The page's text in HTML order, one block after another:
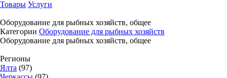
Товары Услуги
Оборудование для рыбных хозяйств, общее
Категории Оборудование для рыбных хозяйств
Оборудование для рыбных хозяйств, общее
Регионы
Ялта (97)